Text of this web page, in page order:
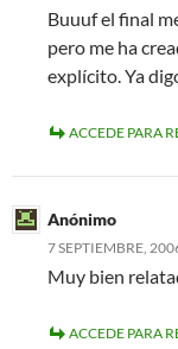
Buuuf el final
pero me ha
explícito. Ya
ACCEDE PARA
Anónimo
7 SEPTIEMBRE,
Muy bien
ACCEDE PARA